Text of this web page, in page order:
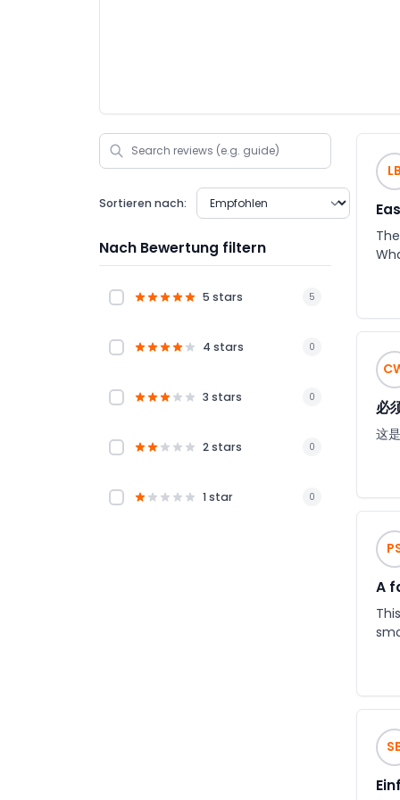
Sortieren nach:
Nach Bewertung filtern
5 stars 5
4 stars 0
3 stars 0
2 stars 0
1 star 0
LB
必
这
A